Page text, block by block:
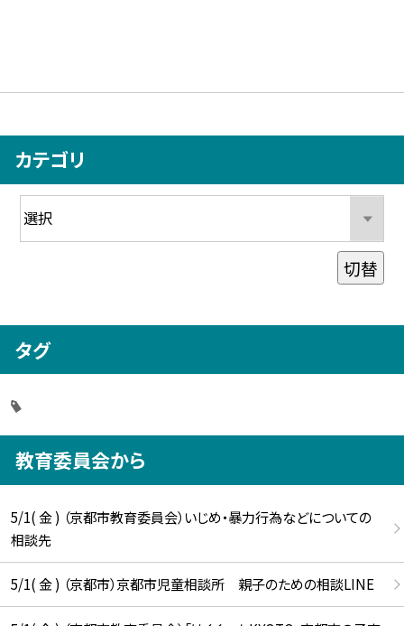
カテゴリ
切替
タグ
教育委員会から
5/1( 金 ) （京都市教育委員会）いじめ・暴力行為などについての
相談先
5/1( 金 ) （京都市）京都市児童相談所 親子のための相談LINE